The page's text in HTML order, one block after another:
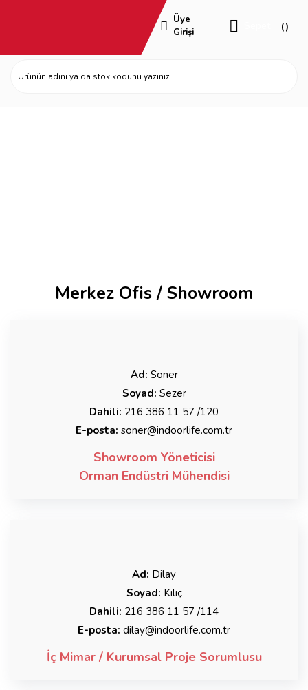
Üye
Girişi
Merkez Ofis / Showroom
Ad: Soner
Soyad: Sezer
Dahili: 216 386 11 57 /120
E-posta: soner@indoorlife.com.tr
Showroom Yöneticisi
Orman Endüstri Mühendisi
Ad: Dilay
Soyad: Kılıç
Dahili: 216 386 11 57 /114
E-posta: dilay@indoorlife.com.tr
İç Mimar / Kurumsal Proje Sorumlusu